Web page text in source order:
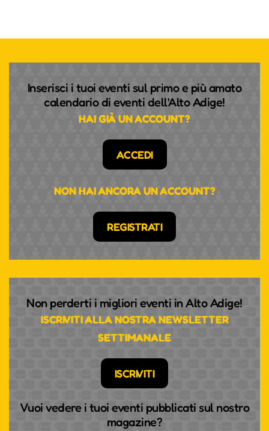
Inserisci i tuoi eventi sul primo e più amato
calendario di eventi dell'Alto Adige!
HAI GIÀ UN ACCOUNT?
ACCEDI
NON HAI ANCORA UN ACCOUNT?
REGISTRATI
Non perderti i migliori eventi in Alto Adige!
ISCRIVITI ALLA NOSTRA NEWSLETTER
SETTIMANALE
ISCRIVITI
Vuoi vedere i tuoi eventi pubblicati sul nostro
magazine?